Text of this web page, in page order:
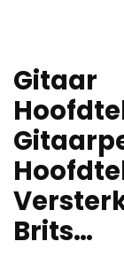
Gitaar
Brits…